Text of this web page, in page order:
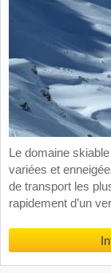
Le domaine
variées et
de transport les
rapidement d’un